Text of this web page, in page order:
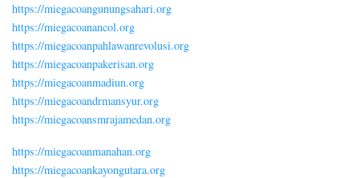
https://miegacoangunungsahari.org
https://miegacoanancol.org
https://miegacoanpahlawanrevolusi.org
https://miegacoanpakerisan.org
https://miegacoanmadiun.org
https://miegacoandrmansyur.org
https://miegacoansmrajamedan.org
https://miegacoanmanahan.org
https://miegacoankayongutara.org